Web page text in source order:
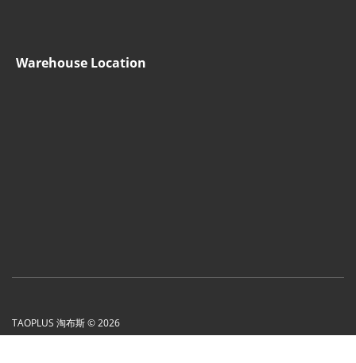
Warehouse Location
TAOPLUS 淘布斯 © 2026